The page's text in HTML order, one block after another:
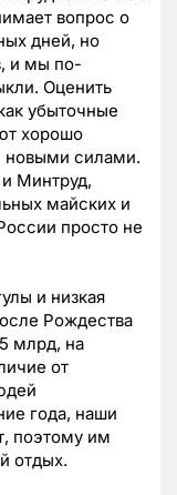
вопрос о
дней, но
и мы по-
Оценить
убыточные
хорошо
новыми силами.
Минтруд,
майских и
просто не
и низкая
Рождества
млрд, на
от
года, наши
поэтому им
отдых.